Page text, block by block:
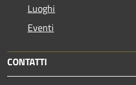
Luoghi
Eventi
CONTATTI